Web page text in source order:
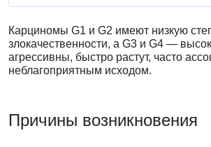
Карциномы G1 и G2 имеют низкую
злокачественности, а G3 и G4 —
агрессивны, быстро растут, часто
неблагоприятным исходом.
Причины возникновения